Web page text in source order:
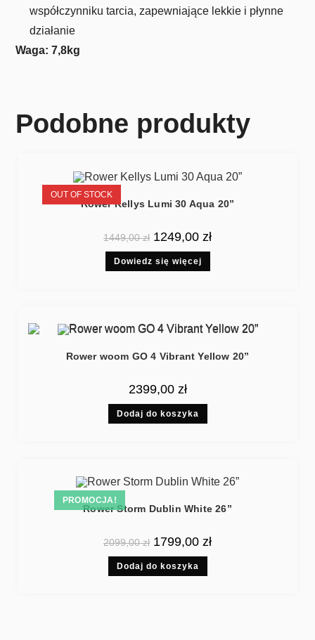
współczynniku tarcia, zapewniające lekkie i płynne
działanie
Waga: 7,8kg
Podobne produkty
OUT OF STOCK
Rower Kellys Lumi 30 Aqua 20”
1449,00zł 1249,00 zł
Dowiedz się więcej
Rower woom GO 4 Vibrant Yellow 20”
2399,00 zł
Dodaj do koszyka
PROMOCJA!
Rower Storm Dublin White 26”
2099,00zł 1799,00 zł
Dodaj do koszyka